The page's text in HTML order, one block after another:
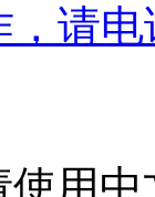
请
使用中